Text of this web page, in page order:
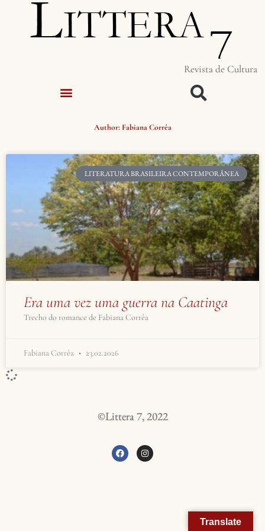
Revista de Cultura
Author:Fabiana Corrêa
LITERATURA BRASILEIRA CONTEMPORÂNEA
Era uma vez uma guerra na Caatinga
Trecho do romance de Fabiana Corrêa
Fabiana Corrêa 23.02.2026
©Littera 7, 2022
Translate